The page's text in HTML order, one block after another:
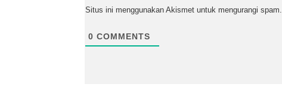
Situs ini menggunakan Akismet untuk mengurangi spam.
0 COMMENTS